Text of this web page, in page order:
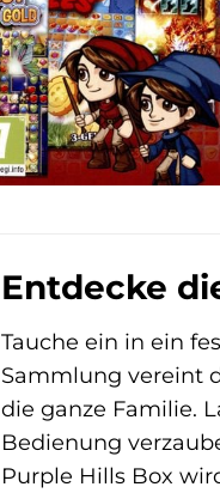
Entdecke
Tauche ein in ein
Sammlung vereint
die ganze Familie.
Bedienung
Purple Hills Box